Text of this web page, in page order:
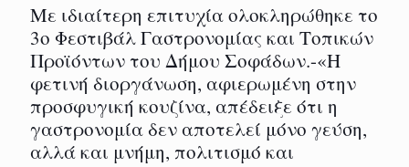
Με ιδιαίτερη επιτυχία ολοκληρώθηκε το
3ο Φεστιβάλ Γαστρονομίας και Τοπικών
Προϊόντων του Δήμου Σοφάδων.-«Η
φετινή διοργάνωση, αφιερωμένη στην
προσφυγική κουζίνα, απέδειξε ότι η
γαστρονομία δεν αποτελεί μόνο γεύση,
αλλά και μνήμη, πολιτισμό και